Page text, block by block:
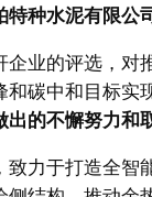
特种水泥有限公
企业的评选，对
碳中和目标实
的不懈努力和
致力于打造全智